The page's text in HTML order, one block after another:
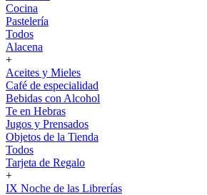
Cocina
Pastelería
Todos
Alacena
+
Aceites y Mieles
Café de especialidad
Bebidas con Alcohol
Te en Hebras
Jugos y Prensados
Objetos de la Tienda
Todos
Tarjeta de Regalo
+
IX Noche de las Librerías